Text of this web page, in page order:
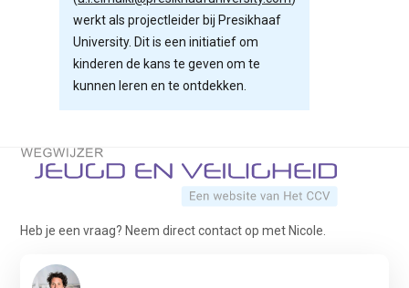
werkt als projectleider bij Presikhaaf
University. Dit is een initiatief om
kinderen de kans te geven om te
kunnen leren en te ontdekken.
Terug naar de startpagina
Heb je een vraag? Neem direct contact op met Nicole.